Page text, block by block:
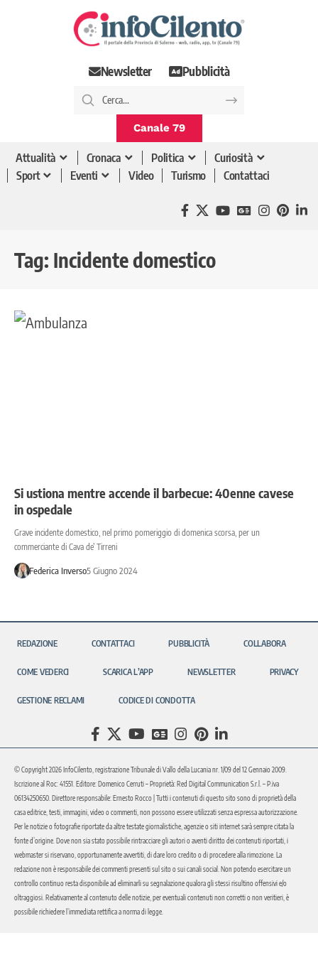
Newsletter Pubblicità
Canale 79
Attualità Cronaca Politica
Curiosità
Sport
Eventi Video Turismo Contattaci
Tag: Incidente domestico
Si ustiona mentre accende il barbecue: 40enne cavese
in ospedale
Grave incidente domestico, nel primo pomeriggio di domenica scorsa, per un
commerciante di Cava de’ Tirreni
Federica Inverso5 Giugno 2024
REDAZIONE CONTATTACI PUBBLICITÀ COLLABORA
COME VEDERCI SCARICA L’APP NEWSLETTER PRIVACY
GESTIONE RECLAMI CODICE DI CONDOTTA
© Copyright 2026 InfoCilento, registrazione Tribunale di Vallo della Lucania nr. 1/09 del 12 Gennaio 2009.
Iscrizione al Roc: 41551. Editore: Domenico Cerruti – Proprietà: Red Digital Communication S.r.l. – P.iva
06134250650. Direttore responsabile: Ernesto Rocco | Tutti i contenuti di questo sito sono di proprietà della
casa editrice, testi, immagini, video o commenti, non possono essere utilizzati senza espressa autorizzazione.
Per le notizie o fotografie riportate da altre testate giornalistiche, agenzie o siti internet sarà sempre citata la
fonte d’origine. Dove non sia stato possibile rintracciare gli autori o aventi diritto dei contenuti riportati, i
webmaster si riservano, opportunamente avvertiti, di dare loro credito o di procedere alla rimozione. La
redazione non è responsabile dei commenti presenti sul sito o sui canali social. Non potendo esercitare un
controllo continuo resta disponibile ad eliminarli su segnalazione qualora gli stessi risultino offensivi e/o
oltraggiosi. Relativamente al contenuto delle notizie, per eventuali contenuti non corretti o non veritieri, è
possibile richiedere l’immediata rettifica a norma di legge.